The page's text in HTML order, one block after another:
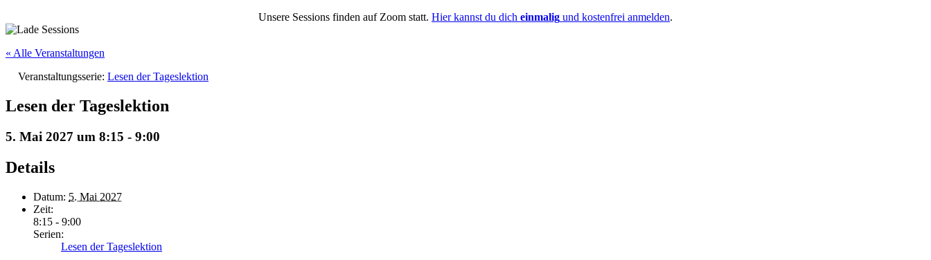
Unsere Sessions finden auf Zoom statt. Hier kannst du dich einmalig und kostenfrei anmelden.
« Alle Veranstaltungen
Veranstaltungsserie: Lesen der Tageslektion
Lesen der Tageslektion
5. Mai 2027 um 8:15 - 9:00
Details
Datum: 5. Mai 2027
Zeit:
8:15 - 9:00
Serien:
Lesen der Tageslektion